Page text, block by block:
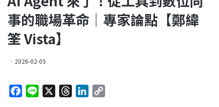
事的職場革命｜專家論點【鄭緯
筌 Vista】
2026-02-05